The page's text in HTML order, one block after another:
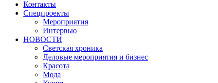
Контакты
Спецпроекты
Мероприятия
Интервью
НОВОСТИ
Светская хроника
Деловые мероприятия и бизнес
Красота
Мода